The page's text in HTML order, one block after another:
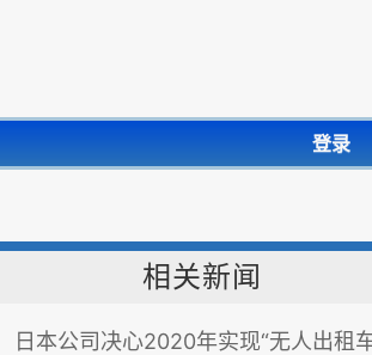
登录
相关新闻
日本公司决心2020年实现“无人出租车”上